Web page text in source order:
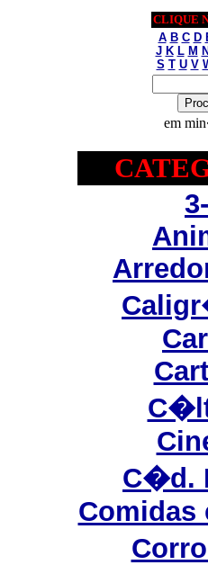
CLIQUE
A B C D
J K L M N
S T U V
em
C�d.
Comidas